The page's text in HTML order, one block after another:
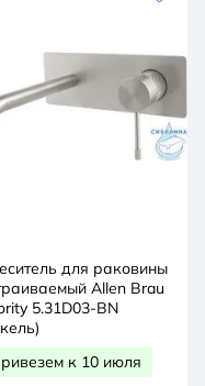
для раковины
Allen Brau
5.31D03-BN
к 10 июля